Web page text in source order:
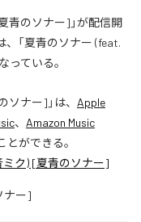
青のソナー]」が配信開
「夏青のソナー (feat.
っている。
ソナー] 」は、 Apple
、 Amazon Music
ができる。
ミク) [夏青のソナー]